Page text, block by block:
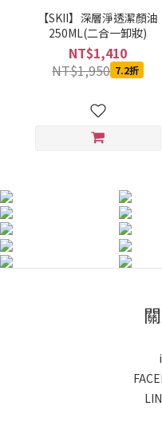
【SKII】深層淨透潔顏油
250ML(二合一卸妝)
NT$1,410
NT$1,950 7.2折